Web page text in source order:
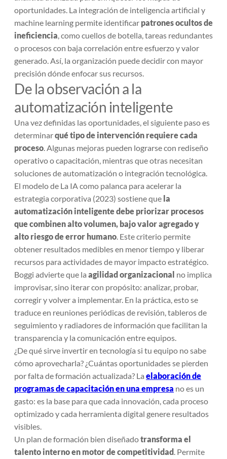
oportunidades. La integración de inteligencia artificial y
machine learning permite identificar patrones ocultos de
ineficiencia, como cuellos de botella, tareas redundantes
o procesos con baja correlación entre esfuerzo y valor
generado. Así, la organización puede decidir con mayor
precisión dónde enfocar sus recursos.
De la observación a la
automatización inteligente
Una vez definidas las oportunidades, el siguiente paso es
determinarqué tipo de intervención requiere cada
proceso. Algunas mejoras pueden lograrse con rediseño
operativo o capacitación, mientras que otras necesitan
soluciones de automatización o integración tecnológica.
El modelo de La IA como palanca para acelerar la
estrategia corporativa (2023) sostiene que la
automatización inteligente debe priorizar procesos
que combinen alto volumen, bajo valor agregado y
alto riesgo de error humano. Este criterio permite
obtener resultados medibles en menor tiempo y liberar
recursos para actividades de mayor impacto estratégico.
Boggi advierte que la agilidad organizacional no implica
improvisar, sino iterar con propósito: analizar, probar,
corregir y volver a implementar. En la práctica, esto se
traduce en reuniones periódicas de revisión, tableros de
seguimiento y radiadores de información que facilitan la
transparencia y la comunicación entre equipos.
¿De qué sirve invertir en tecnología si tu equipo no sabe
cómo aprovecharla? ¿Cuántas oportunidades se pierden
por falta de formación actualizada? La elaboración de
programas de capacitación en una empresa no es un
gasto: es la base para que cada innovación, cada proceso
optimizado y cada herramienta digital genere resultados
visibles.
Un plan de formación bien diseñadotransforma el
talento interno en motor de competitividad. Permite